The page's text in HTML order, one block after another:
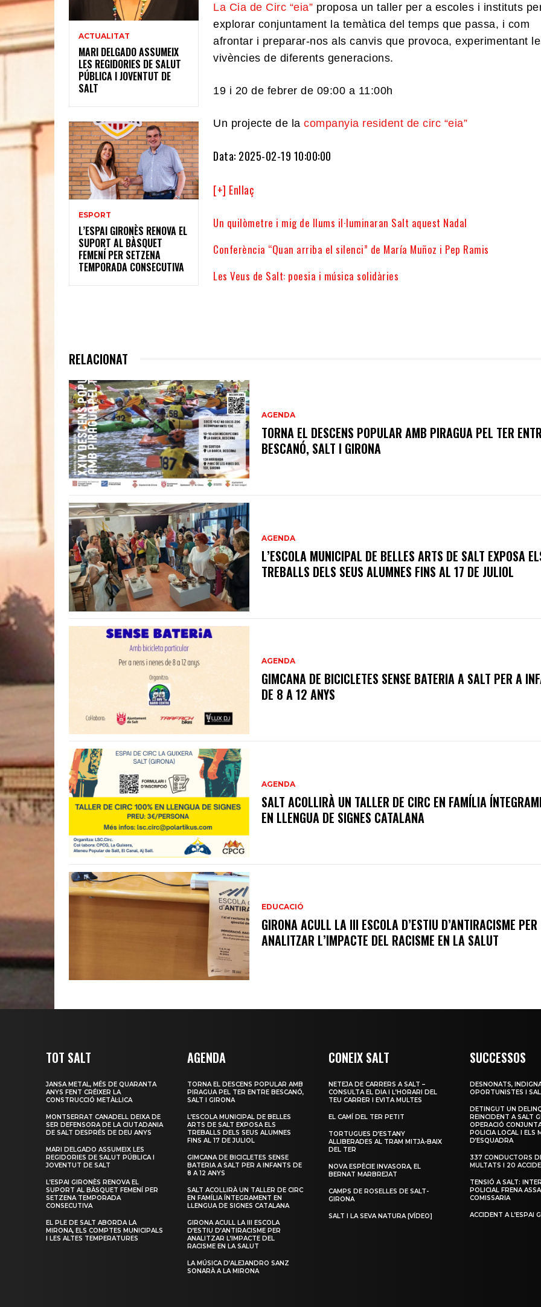
ACTUALITAT
MARI DELGADO ASSUMEIX
LES REGIDORIES DE SALUT
PÚBLICA I JOVENTUT DE
SALT
ESPORT
L’ESPAI GIRONÈS RENOVA EL
SUPORT AL BÀSQUET
FEMENÍ PER SETZENA
TEMPORADA CONSECUTIVA
La Cia de Circ “eia” proposa un taller per a escoles i instituts
explorar conjuntament la temàtica del temps que passa, i com
afrontar i preparar-nos als canvis que provoca, experimentant
vivències de diferents generacions.
19 i 20 de febrer de 09:00 a 11:00h
Un projecte de lacompanyia resident de circ “eia”
Data: 2025-02-19 10:00:00
[+] Enllaç
Un quilòmetre i mig de llums il·luminaran Salt aquest Nadal
Conferència “Quan arriba el silenci” de María Muñoz i Pep Ramis
Les Veus de Salt: poesia i música solidàries
RELACIONAT
AGENDA
TORNA EL DESCENS POPULAR AMB PIRAGUA PEL TER
BESCANÓ, SALT I GIRONA
AGENDA
L’ESCOLA MUNICIPAL DE BELLES ARTS DE SALT EXPOSA
TREBALLS DELS SEUS ALUMNES FINS AL 17 DE JULIOL
AGENDA
GIMCANA DE BICICLETES SENSE BATERIA A SALT PER A
DE 8 A 12 ANYS
AGENDA
SALT ACOLLIRÀ UN TALLER DE CIRC EN FAMÍLIA
EN LLENGUA DE SIGNES CATALANA
EDUCACIÓ
GIRONA ACULL LA III ESCOLA D’ESTIU D’ANTIRACISME PER
ANALITZAR L’IMPACTE DEL RACISME EN LA SALUT
TOT SALT
JANSA METAL, MÉS DE QUARANTA
ANYS FENT CRÉIXER LA
CONSTRUCCIÓ METÀL·LICA
MONTSERRAT CANADELL DEIXA DE
SER DEFENSORA DE LA CIUTADANIA
DE SALT DESPRÉS DE DEU ANYS
MARI DELGADO ASSUMEIX LES
REGIDORIES DE SALUT PÚBLICA I
JOVENTUT DE SALT
L’ESPAI GIRONÈS RENOVA EL
SUPORT AL BÀSQUET FEMENÍ PER
SETZENA TEMPORADA
CONSECUTIVA
EL PLE DE SALT ABORDA LA
MIRONA, ELS COMPTES MUNICIPALS
I LES ALTES TEMPERATURES
AGENDA
TORNA EL DESCENS POPULAR AMB
PIRAGUA PEL TER ENTRE BESCANÓ,
SALT I GIRONA
L’ESCOLA MUNICIPAL DE BELLES
ARTS DE SALT EXPOSA ELS
TREBALLS DELS SEUS ALUMNES
FINS AL 17 DE JULIOL
GIMCANA DE BICICLETES SENSE
BATERIA A SALT PER A INFANTS DE
8 A 12 ANYS
SALT ACOLLIRÀ UN TALLER DE CIRC
EN FAMÍLIA ÍNTEGRAMENT EN
LLENGUA DE SIGNES CATALANA
GIRONA ACULL LA III ESCOLA
D’ESTIU D’ANTIRACISME PER
ANALITZAR L’IMPACTE DEL
RACISME EN LA SALUT
LA MÚSICA D’ALEJANDRO SANZ
SONARÀ A LA MIRONA
CONEIX SALT
NETEJA DE CARRERS A SALT –
CONSULTA EL DIA I L’HORARI DEL
TEU CARRER I EVITA MULTES
EL CAMÍ DEL TER PETIT
TORTUGUES D’ESTANY
ALLIBERADES AL TRAM MITJÀ-BAIX
DEL TER
NOVA ESPÈCIE INVASORA, EL
BERNAT MARBREJAT
CAMPS DE ROSELLES DE SALT-
GIRONA
SALT I LA SEVA NATURA [VÍDEO]
SUCCESSOS
DESNONATS,
OPORTUNISTES I
DETINGUT UN
REINCIDENT A SALT
OPERACIÓ
POLICIA LOCAL I ELS
D’ESQUADRA
337 CONDUCTORS
MULTATS I 20
TENSIÓ A SALT:
POLICIAL FRENA
COMISSARIA
ACCIDENT A L’ESPAI